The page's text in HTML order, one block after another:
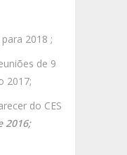
2018 ;
de 9
2017;
do CES
2016;